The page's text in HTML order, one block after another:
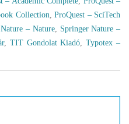
Collection,ProQuest – SciTech
– Nature, Springer Nature –
, TIT Gondolat Kiadó,Typotex –